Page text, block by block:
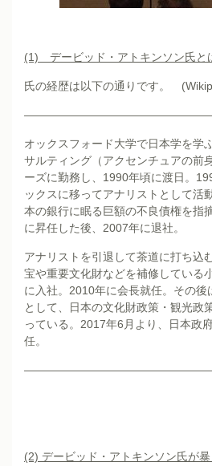
(1) デービッド・アトキンソン氏と
氏の経歴は以下の通りです。
オックスフォード大学で日本学を学
サルティング（アクセンチュアの前
ーズに勤務し、1990年頃に渡日。
ックスに移ってアナリストとして活
本の銀行に眠る巨額の不良債権を指
に昇任した後、2007年に退社。
アナリストを引退して茶道に打ち込
宝や重要文化財などを補修している
に入社。2010年に会長就任。その後
として、日本の文化財政策・観光政
っている。2017年6月より、日本政
任。
(2) デービッド・アトキンソン氏が